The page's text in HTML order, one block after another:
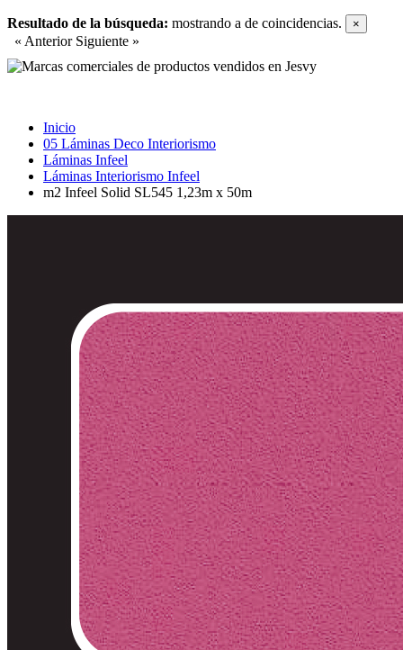
Resultado de la búsqueda: mostrando a de coincidencias. ×
« Anterior Siguiente »
Inicio
05 Láminas Deco Interiorismo
Láminas Infeel
Láminas Interiorismo Infeel
m2 Infeel Solid SL545 1,23m x 50m